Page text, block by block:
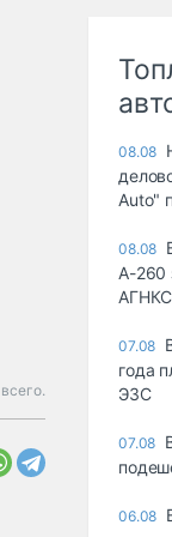
08.08
Auto"
08.08
А-260
07.08
года
ЭЗС
07.08
06.08